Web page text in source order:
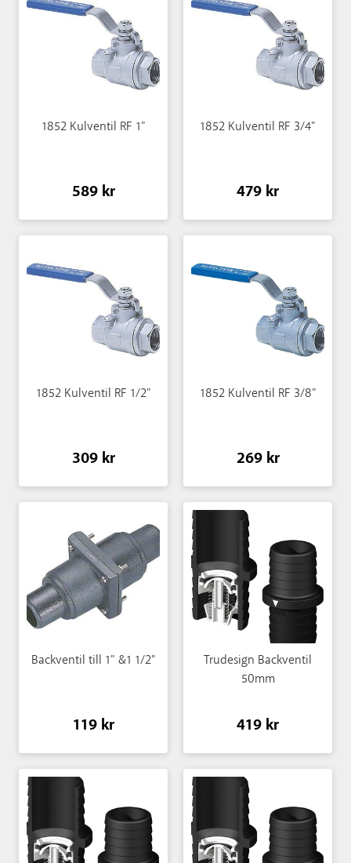
1852 Kulventil RF 1"
589 kr
1852 Kulventil RF 3/4"
479 kr
1852 Kulventil RF 1/2"
309 kr
1852 Kulventil RF 3/8"
269 kr
Backventil till 1" &1 1/2"
119 kr
Trudesign Backventil
50mm
419 kr